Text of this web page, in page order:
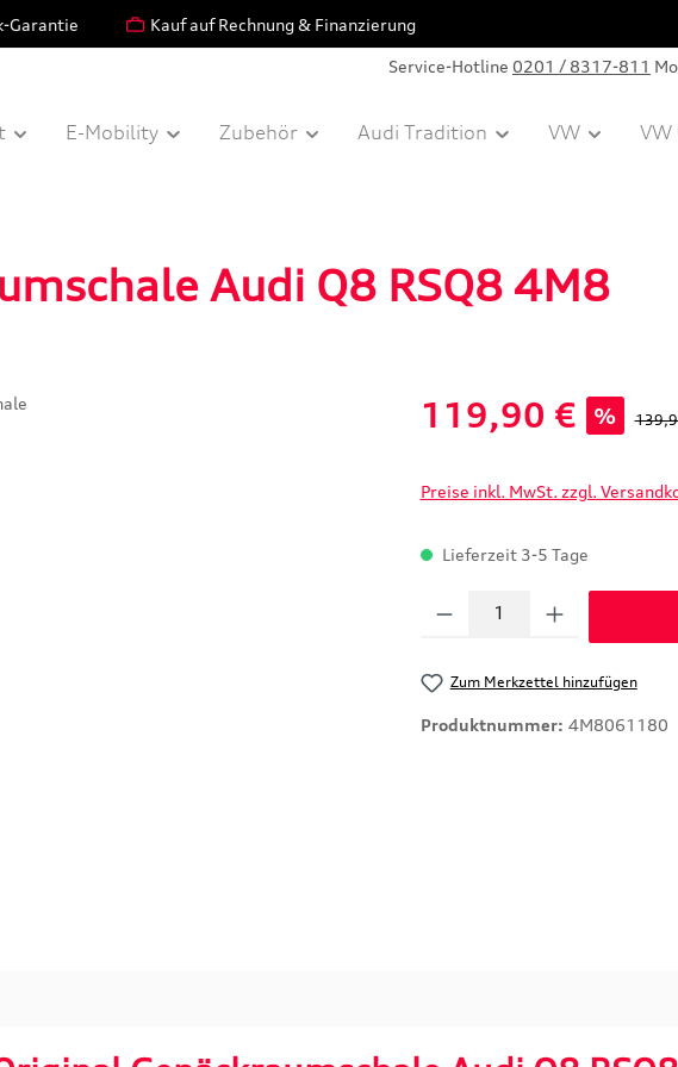
Garantie Kauf auf Rechnung & Finanzierung
Service-Hotline 0201 / 8317-811
E-Mobility Zubehör Audi Tradition VW VW
Audi Q8 RSQ8 4M8
Verkaufspreis:
119,90 € %
Preise inkl. MwSt. zzgl.
Lieferzeit 3-5 Tage
Produkt Anzahl: Gib den
Zum Merkzettel hinzufügen
Produktnummer: 4M8061180